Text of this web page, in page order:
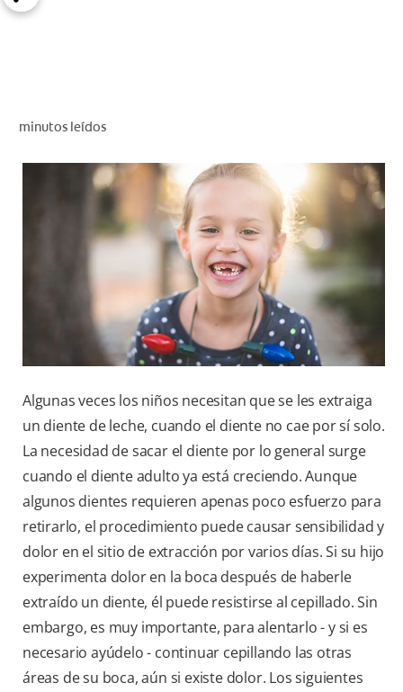
CUPONES
DÓNDE COMPRAR
minutos leídos
Algunas veces los niños necesitan que se les extraiga
un diente de leche, cuando el diente no cae por sí solo.
La necesidad de sacar el diente por lo general surge
cuando el diente adulto ya está creciendo. Aunque
algunos dientes requieren apenas poco esfuerzo para
retirarlo, el procedimiento puede causar sensibilidad y
dolor en el sitio de extracción por varios días. Si su hijo
experimenta dolor en la boca después de haberle
extraído un diente, él puede resistirse al cepillado. Sin
embargo, es muy importante, para alentarlo - y si es
necesario ayúdelo - continuar cepillando las otras
áreas de su boca, aún si existe dolor. Los siguientes